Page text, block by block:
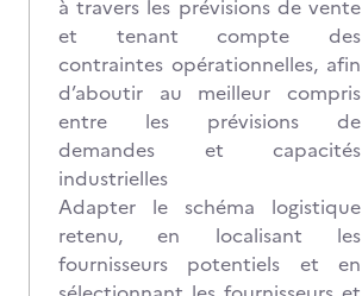
à travers les prévisions de vente
et tenant compte des
contraintes opérationnelles, afin
d’aboutir au meilleur compris
entre les prévisions de
demandes et capacités
industrielles
Adapter le schéma logistique
retenu, en localisant les
fournisseurs potentiels et en